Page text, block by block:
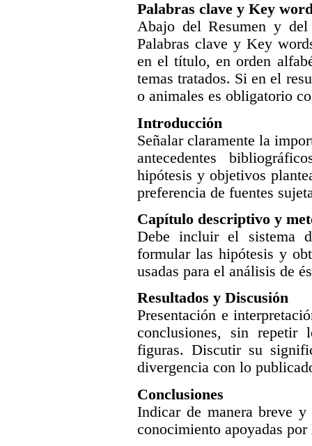
Palabras clave y Key
Abajo del Resumen y
Palabras clave y Key
en el título, en orden
temas tratados. Si en el
o animales es obligatorio
Introducción
Señalar claramente la
antecedentes
hipótesis y objetivos
preferencia de fuentes
Capítulo descriptivo y
Debe incluir el sistema
formular las hipótesis y
usadas para el análisis de
Resultados y Discusión
Presentación e
conclusiones, sin repetir
figuras. Discutir su
divergencia con lo
Conclusiones
Indicar de manera breve y
conocimiento apoyadas